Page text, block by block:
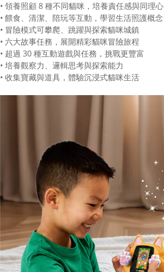
• 領養照顧 8 種不同貓咪，培養責任感與同理心
• 餵食、清潔、陪玩等互動，學習生活照護概念
• 冒險模式可攀爬、跳躍與探索貓咪城鎮
• 六大故事任務，展開精彩貓咪冒險旅程
• 超過 30 種互動遊戲與任務，挑戰更豐富
• 培養觀察力、邏輯思考與探索能力
• 收集寶藏與道具，體驗沉浸式貓咪生活